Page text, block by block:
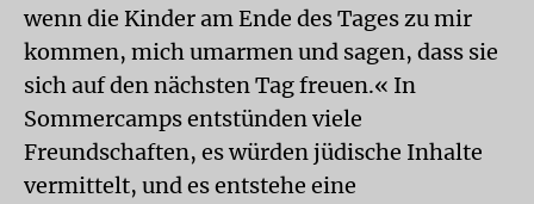
wenn die Kinder am Ende des Tages zu mir
kommen, mich umarmen und sagen, dass sie
sich auf den nächsten Tag freuen.« In
Sommercamps entstünden viele
Freundschaften, es würden jüdische Inhalte
vermittelt, und es entstehe eine